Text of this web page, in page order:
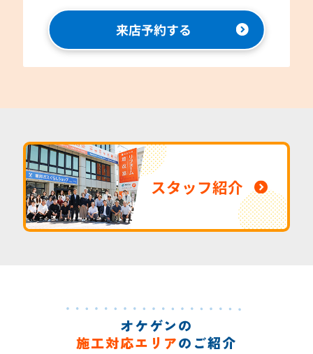
来店予約する
スタッフ紹介
オケゲンの
施工対応エリアのご紹介